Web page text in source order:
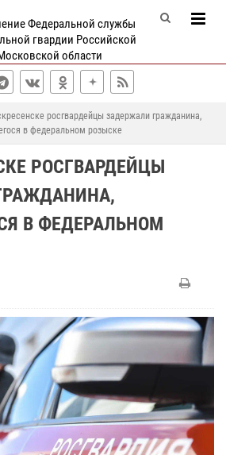
Федеральной службы
гвардии Российской
области
росгвардейцы задержали гражданина,
в федеральном розыске
РОСГВАРДЕЙЦЫ
В ФЕДЕРАЛЬНОМ